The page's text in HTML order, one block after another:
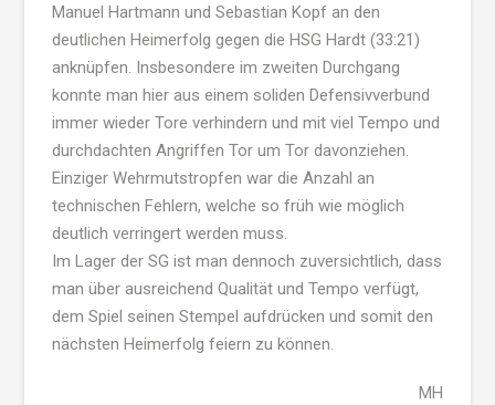
Manuel Hartmann und Sebastian Kopf an den
deutlichen Heimerfolg gegen die HSG Hardt (33:21)
anknüpfen. Insbesondere im zweiten Durchgang
konnte man hier aus einem soliden Defensivverbund
immer wieder Tore verhindern und mit viel Tempo und
durchdachten Angriffen Tor um Tor davonziehen.
Einziger Wehrmutstropfen war die Anzahl an
technischen Fehlern, welche so früh wie möglich
deutlich verringert werden muss.
Im Lager der SG ist man dennoch zuversichtlich, dass
man über ausreichend Qualität und Tempo verfügt,
dem Spiel seinen Stempel aufdrücken und somit den
nächsten Heimerfolg feiern zu können.
MH